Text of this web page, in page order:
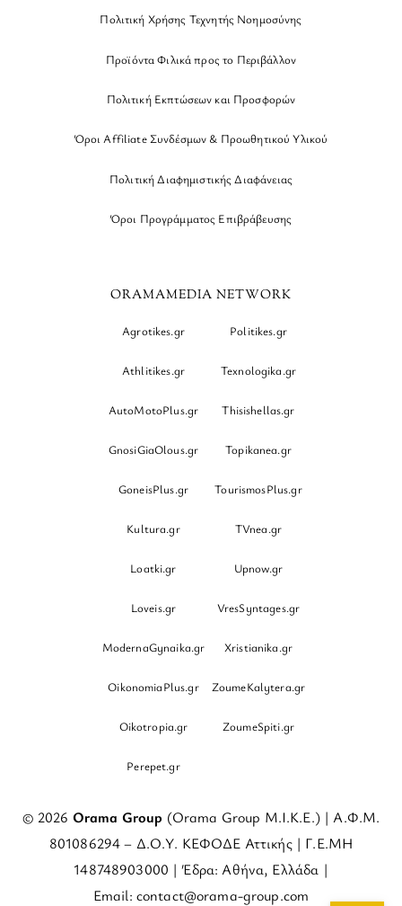
Πολιτική Χρήσης Τεχνητής Νοημοσύνης
Προϊόντα Φιλικά προς το Περιβάλλον
Πολιτική Εκπτώσεων και Προσφορών
Όροι Affiliate Συνδέσμων & Προωθητικού Υλικού
Πολιτική Διαφημιστικής Διαφάνειας
Όροι Προγράμματος Επιβράβευσης
ORAMAMEDIA NETWORK
Agrotikes.gr Politikes.gr
Athlitikes.gr Texnologika.gr
AutoMotoPlus.gr Thisishellas.gr
GnosiGiaOlous.gr Topikanea.gr
GoneisPlus.gr TourismosPlus.gr
Kultura.gr TVnea.gr
Loatki.gr Upnow.gr
Loveis.gr VresSyntages.gr
ModernaGynaika.gr Xristianika.gr
OikonomiaPlus.gr ZoumeKalytera.gr
Oikotropia.gr ZoumeSpiti.gr
Perepet.gr
© 2026 Orama Group (Orama Group Μ.Ι.Κ.Ε.) | Α.Φ.Μ.
801086294 – Δ.Ο.Υ. ΚΕΦΟΔΕ Αττικής | Γ.Ε.ΜΗ
148748903000 | Έδρα: Αθήνα, Ελλάδα |
Email: contact@orama-group.com